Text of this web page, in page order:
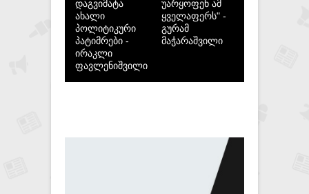
დაგვიმატა
ახალი
პოლიტიკური
პატიმრები -
ირაკლი
ფავლენიშვილი
უარყოფენ ამ
ყველაფერს" -
გურამ
მაჭარაშვილი